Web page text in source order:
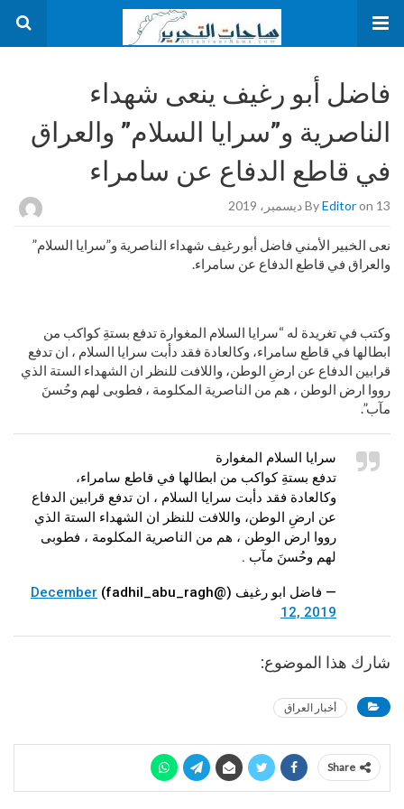
فاضل أبو رغيف ينعى شهداء
الناصرية و”سرايا السلام” والعراق
في قاطع الدفاع عن سامراء
ByEditoron 13 ديسمبر، 2019
نعى الخبير الأمني فاضل أبو رغيف شهداء الناصرية و”سرايا السلام”
والعراق في قاطع الدفاع عن سامراء.
وكتب في تغريدة له “سرايا السلام المغوارة تدفع بستةِ كواكب من
ابطالها في قاطع سامراء، وكالعادة فقد دأبت سرايا السلام ، ان تدفع
قرابين الدفاع عن ارضِ الوطن، واللافت للنظر ان الشهداء الستة الذي
رووا ارض الوطن ، هم من الناصرية المكلومة ، فطوبى لهم وحُسنَ
مآب”.
سرايا السلام المغوارة
تدفع بستةِ كواكب من ابطالها في قاطع سامراء،
وكالعادة فقد دأبت سرايا السلام ، ان تدفع قرابين الدفاع
عن ارضِ الوطن، واللافت للنظر ان الشهداء الستة الذي
رووا ارض الوطن ، هم من الناصرية المكلومة ، فطوبى
لهم وحُسنَ مآب .
— فاضل ابو رغيف (@fadhil_abu_ragh)
December
12, 2019
شارك هذا الموضوع:
أخبار العراق
Share